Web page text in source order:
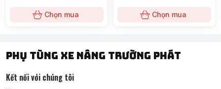
Chọn mua Chọn mua
PHỤ TÙNG XE NÂNG TRƯỜNG PHÁT
Kết nối với chúng tôi